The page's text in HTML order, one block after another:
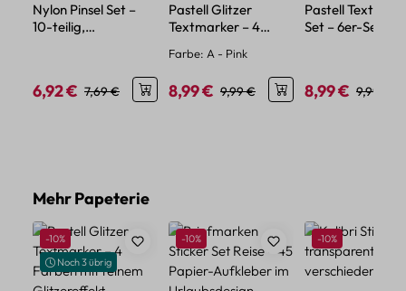
Nylon Pinsel Set –
10-teilig,
Verkaufspreis:
6,92 € Regulärer Preis:
7,69 €
Pastell Glitzer
Textmarker – 4
Glitzereffekt
Farbe: A - Pink
Verkaufspreis:
8,99 € Regulärer Preis:
9,99 €
Pastell
Set – 6er-Set im
Verkaufspreis:
8,99 € 9,99 €
Produktgalerie überspringen
Mehr Papeterie
Rabatt
-10%
Noch 3 übrig
Rabatt
-10% Rabatt
-10%